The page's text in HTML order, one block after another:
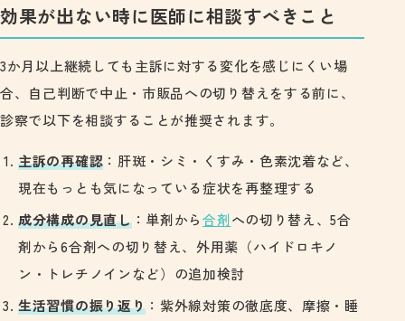
効果が出ない時に医師に相談すべきこと
3か月以上継続しても主訴に対する変化を感じにくい場
合、自己判断で中止・市販品への切り替えをする前に、
診察で以下を相談することが推奨されます。
主訴の再確認 ：肝斑・シミ・くすみ・色素沈着など、
現在もっとも気になっている症状を再整理する
成分構成の見直し：単剤から合剤への切り替え、5合
剤から6合剤への切り替え、外用薬（ハイドロキノ
ン・トレチノインなど）の追加検討
生活習慣の振り返り ：紫外線対策の徹底度、摩擦・睡